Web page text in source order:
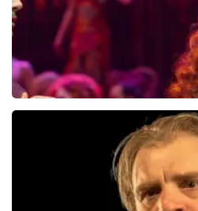
Pretty Woman
44reviews
BEKIJKEN